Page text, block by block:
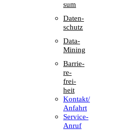
sum
Daten­
schutz
Data-
Mining
Barrie­
re­
frei­
heit
Kontakt/​​
Anfahrt
Service-
Anruf